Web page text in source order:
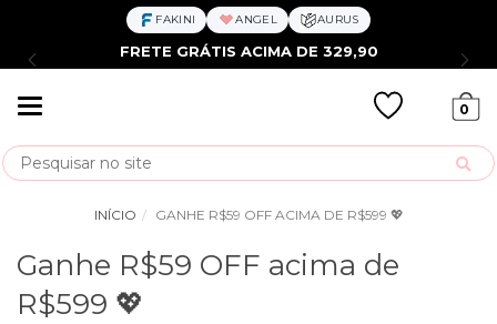
FAKINI ANGEL AURUS
FRETE GRÁTIS ACIMA DE 329,90
0
Busca
INÍCIO GANHE R$59 OFF ACIMA DE R$599 💖
Ganhe R$59 OFF acima de
R$599 💖